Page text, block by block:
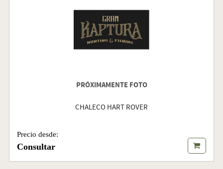
PRÓXIMAMENTE FOTO
CHALECO HART ROVER
Precio desde:
Consultar